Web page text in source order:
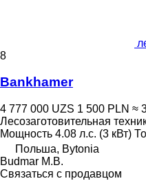
8
Bankhamer
4 777 000 UZS 1 500 PLN ≈
Лесозаготовительная
Мощность 4.08 л.с. (3 кВт)
Польша, Bytonia
Budmar M.B.
Связаться с продавцом